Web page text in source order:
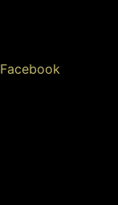
Facebook